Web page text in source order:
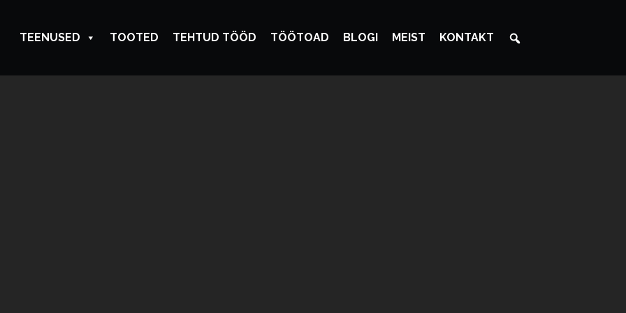
TEENUSED TOOTED TEHTUD TÖÖD TÖÖTOAD BLOGI MEIST KONTAKT